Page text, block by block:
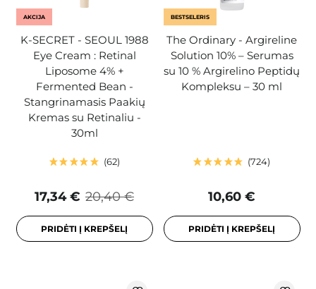
AKCIJA
K-SECRET - SEOUL 1988
Eye Cream : Retinal
Liposome 4% +
Fermented Bean -
Stangrinamasis Paakių
Kremas su Retinaliu -
30ml
62
20,40 €
17,34 €
PRIDĖTI Į KREPŠELĮ
BESTSELERIS
The Ordinary - Argireline
Solution 10% – Serumas
su 10 % Argirelino Peptidų
Kompleksu – 30 ml
724
10,60 €
PRIDĖTI Į KREPŠELĮ